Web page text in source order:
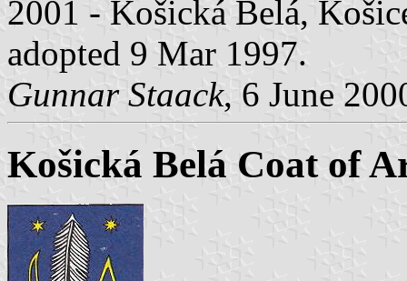
2001 - Košická Belá,
adopted 9 Mar 1997.
Gunnar Staack, 6 June
Košická Belá Coat of